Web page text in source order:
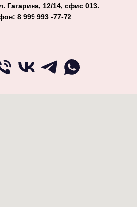
Гагарина, 12/14, офис 013.
8 999 993 -77-72